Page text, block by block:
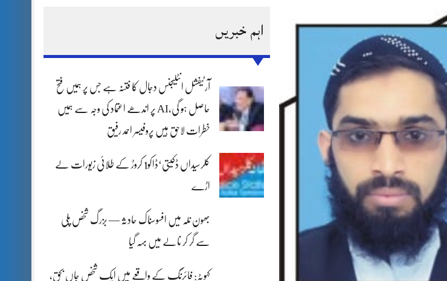
اہم خبریں
آرٹیفشل انٹلیجنس دجال کا فتنہ ہے جس پر ہمیں فتح
حاصل ہو گی،AI پر اندھے اعتماد کی وجہ سے ہمیں
خطرات لاحق ہیں پروفیسر احمد رفیق
کلرسیداں ڈکیتی‘ڈاکو1 کروڑ کے طلائی زیورات لے
اڑے
بھون نلہ میں افسوسناک حادثہ — بزرگ شخص پلی
سے گر کر نالے میں بہہ گیا
کہوٹہ: فائرنگ کے واقعے میں ایک شخص جاں بحق،